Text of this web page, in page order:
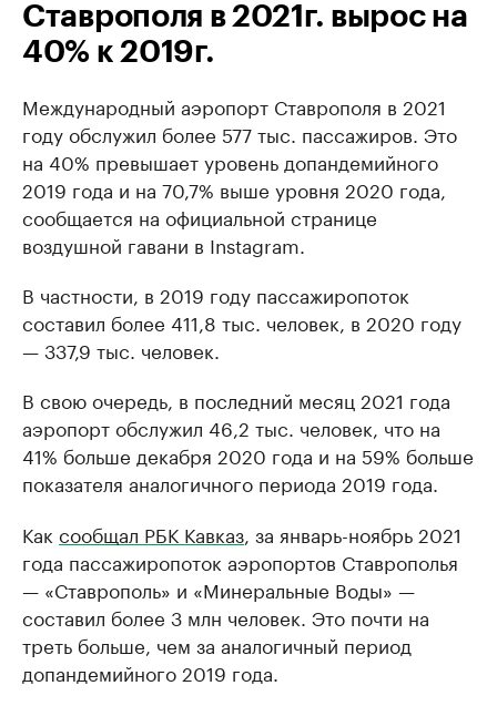
Ставрополя в 2021г. вырос на
40% к 2019г.
Международный аэропорт Ставрополя в 2021
году обслужил более 577 тыс. пассажиров. Это
на 40% превышает уровень допандемийного
2019 года и на 70,7% выше уровня 2020 года,
сообщается на официальной странице
воздушной гавани в Instagram.
В частности, в 2019 году пассажиропоток
составил более 411,8 тыс. человек, в 2020 году
— 337,9 тыс. человек.
В свою очередь, в последний месяц 2021 года
аэропорт обслужил 46,2 тыс. человек, что на
41% больше декабря 2020 года и на 59% больше
показателя аналогичного периода 2019 года.
Как сообщал РБК Кавказ , за январь-ноябрь 2021
года пассажиропоток аэропортов Ставрополья
— «Ставрополь» и «Минеральные Воды» —
составил более 3 млн человек. Это почти на
треть больше, чем за аналогичный период
допандемийного 2019 года.